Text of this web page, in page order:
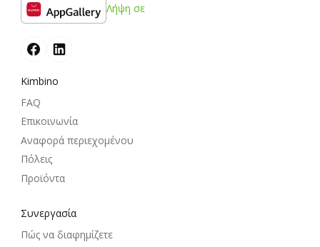
Λήψη σε
Kimbino
FAQ
Επικοινωνία
Αναφορά περιεχομένου
Πόλεις
Προϊόντα
Συνεργασία
Πώς να διαφημίζετε